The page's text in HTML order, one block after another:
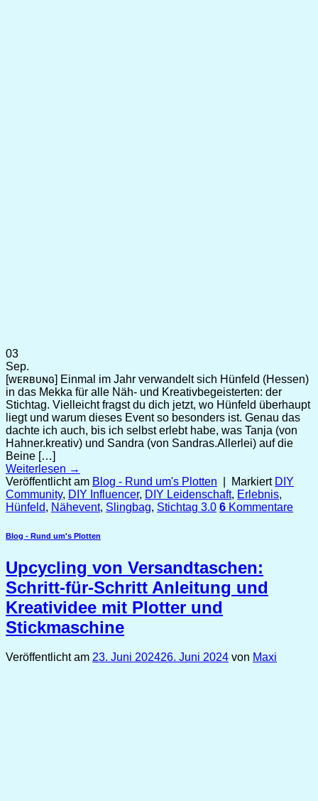
03
Sep.
[ᴡᴇʀʙᴜɴɢ] Einmal im Jahr verwandelt sich Hünfeld (Hessen)
in das Mekka für alle Näh- und Kreativbegeisterten: der
Stichtag. Vielleicht fragst du dich jetzt, wo Hünfeld überhaupt
liegt und warum dieses Event so besonders ist. Genau das
dachte ich auch, bis ich selbst erlebt habe, was Tanja (von
Hahner.kreativ) und Sandra (von Sandras.Allerlei) auf die
Beine […]
Weiterlesen →
Veröffentlicht am Blog - Rund um's Plotten Markiert DIY
Community, DIY Influencer, DIY Leidenschaft, Erlebnis,
Hünfeld, Nähevent, Slingbag, Stichtag 3.0 6 Kommentare
Blog - Rund um's Plotten
Upcycling von Versandtaschen:
Schritt-für-Schritt Anleitung und
Kreatividee mit Plotter und
Stickmaschine
Veröffentlicht am 23. Juni 202426. Juni 2024 von Maxi